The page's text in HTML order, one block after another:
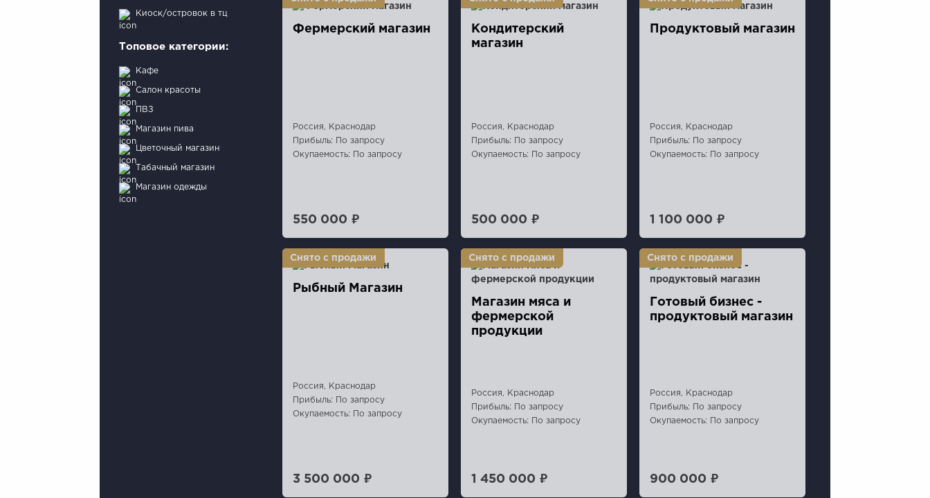
Киоск/островок в тц
Топовое категории:
Кафе
Салон красоты
ПВЗ
Магазин пива
Цветочный магазин
Табачный магазин
Магазин одежды
Фермерский магазин
Россия, Краснодар
Прибыль: По запросу
Окупаемость: По запросу
550 000 ₽
Кондитерский
магазин
Россия, Краснодар
Прибыль: По запросу
Окупаемость: По запросу
500 000 ₽
Продуктовый магазин
Россия, Краснодар
Прибыль: По запросу
Окупаемость: По запросу
1 100 000 ₽
Рыбный Магазин
Россия, Краснодар
Прибыль: По запросу
Окупаемость: По запросу
3 500 000 ₽
Магазин мяса и
фермерской
продукции
Россия, Краснодар
Прибыль: По запросу
Окупаемость: По запросу
1 450 000 ₽
Готовый бизнес -
продуктовый магазин
Россия, Краснодар
Прибыль: По запросу
Окупаемость: По запросу
900 000 ₽